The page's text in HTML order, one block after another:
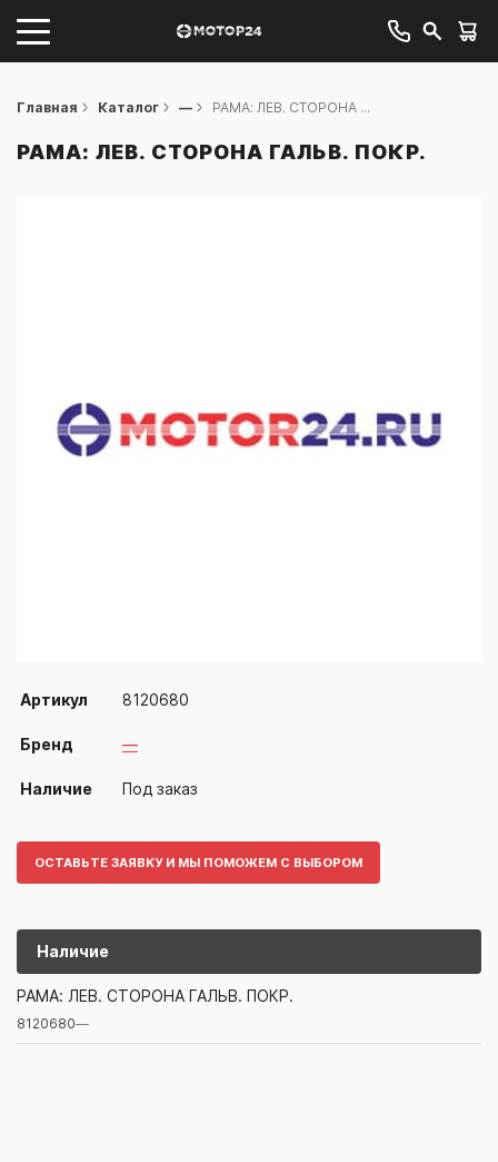
Главная Каталог — РАМА: ЛЕВ. СТОРОНА ...
РАМА: ЛЕВ. СТОРОНА ГАЛЬВ. ПОКР.
Артикул 8120680
Бренд —
Наличие Под заказ
ОСТАВЬТЕ ЗАЯВКУ И МЫ ПОМОЖЕМ С ВЫБОРОМ
Наличие
Артикул/Бренд
8120680—
РАМА: ЛЕВ. СТОРОНА ГАЛЬВ. ПОКР.
8120680—